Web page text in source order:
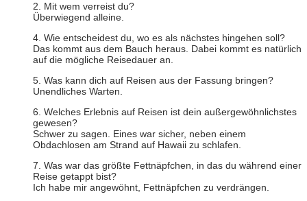
2. Mit wem verreist du?
Überwiegend alleine.
4. Wie entscheidest du, wo es als nächstes hingehen soll?
Das kommt aus dem Bauch heraus. Dabei kommt es natürlich
auf die mögliche Reisedauer an.
5. Was kann dich auf Reisen aus der Fassung bringen?
Unendliches Warten.
6. Welches Erlebnis auf Reisen ist dein außergewöhnlichstes
gewesen?
Schwer zu sagen. Eines war sicher, neben einem
Obdachlosen am Strand auf Hawaii zu schlafen.
7. Was war das größte Fettnäpfchen, in das du während einer
Reise getappt bist?
Ich habe mir angewöhnt, Fettnäpfchen zu verdrängen.